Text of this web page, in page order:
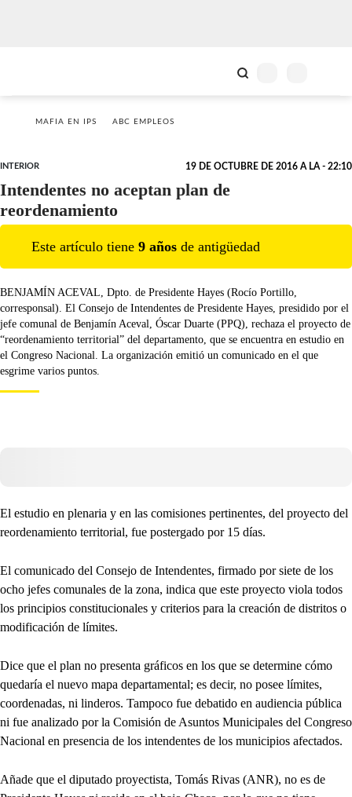
MAFIA EN IPS ABC EMPLEOS
INTERIOR 19 DE OCTUBRE DE 2016 A LA - 22:10
Intendentes no aceptan plan de
reordenamiento
Este artículo tiene 9 años de antigüedad
BENJAMÍN ACEVAL, Dpto. de Presidente Hayes (Rocío Portillo,
corresponsal). El Consejo de Intendentes de Presidente Hayes, presidido por el
jefe comunal de Benjamín Aceval, Óscar Duarte (PPQ), rechaza el proyecto de
“reordenamiento territorial” del departamento, que se encuentra en estudio en
el Congreso Nacional. La organización emitió un comunicado en el que
esgrime varios puntos.
El estudio en plenaria y en las comisiones pertinentes, del proyecto del
reordenamiento territorial, fue postergado por 15 días.
El comunicado del Consejo de Intendentes, firmado por siete de los
ocho jefes comunales de la zona, indica que este proyecto viola todos
los principios constitucionales y criterios para la creación de distritos o
modificación de límites.
Dice que el plan no presenta gráficos en los que se determine cómo
quedaría el nuevo mapa departamental; es decir, no posee límites,
coordenadas, ni linderos. Tampoco fue debatido en audiencia pública
ni fue analizado por la Comisión de Asuntos Municipales del Congreso
Nacional en presencia de los intendentes de los municipios afectados.
Añade que el diputado proyectista, Tomás Rivas (ANR), no es de